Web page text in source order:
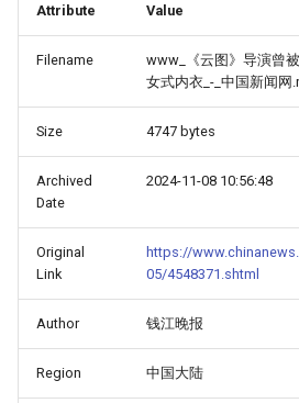
Attribute Value
Filename
www_《云图》导演曾
女式内衣_-_中国新闻网
Size 4747 bytes
Archived
Date
2024-11-08 10:56:48
Original
Link
https://
05/4548371.shtml
Author 钱江晚报
Region 中国大陆